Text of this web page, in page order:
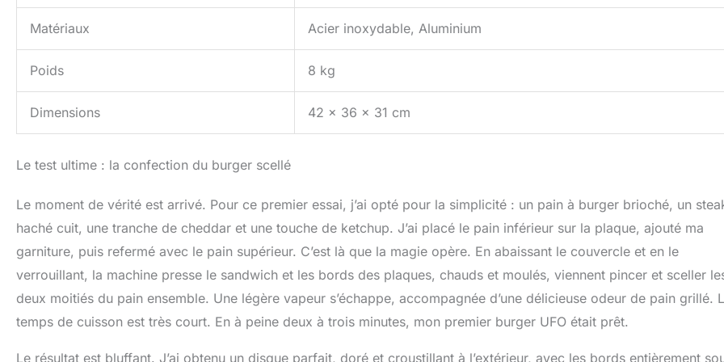
Matériaux Acier inoxydable, Aluminium
Poids 8 kg
Dimensions 42 x 36 x 31 cm
Le test ultime : la confection du burger scellé
Le moment de vérité est arrivé. Pour ce premier essai, j’ai opté pour la simplicité : un pain à burger brioché, un
haché cuit, une tranche de cheddar et une touche de ketchup. J’ai placé le pain inférieur sur la plaque, ajouté ma
garniture, puis refermé avec le pain supérieur. C’est là que la magie opère. En abaissant le couvercle et en le
verrouillant, la machine presse le sandwich et les bords des plaques, chauds et moulés, viennent pincer et sceller
deux moitiés du pain ensemble. Une légère vapeur s’échappe, accompagnée d’une délicieuse odeur de pain grillé.
temps de cuisson est très court. En à peine deux à trois minutes, mon premier burger UFO était prêt.
Le résultat est bluffant. J’ai obtenu un disque parfait, doré et croustillant à l’extérieur, avec les bords entièrement